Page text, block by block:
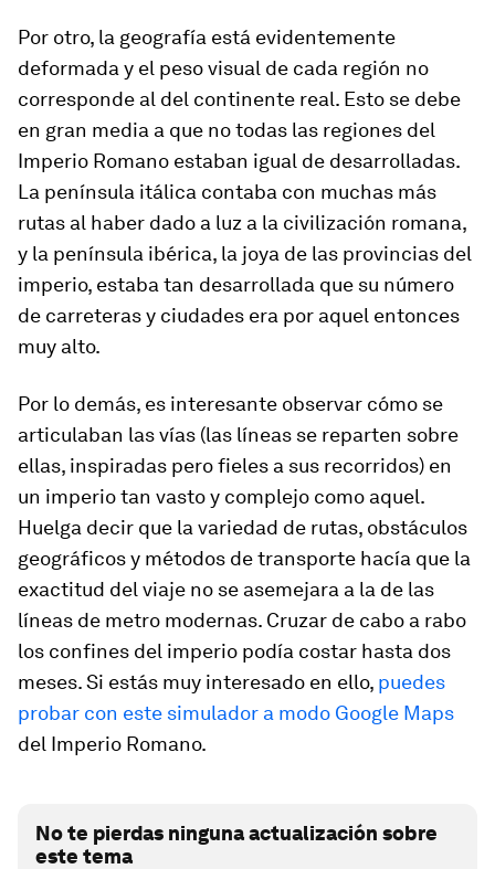
Por otro, la geografía está evidentemente
deformada y el peso visual de cada región no
corresponde al del continente real. Esto se debe
en gran media a que no todas las regiones del
Imperio Romano estaban igual de desarrolladas.
La península itálica contaba con muchas más
rutas al haber dado a luz a la civilización romana,
y la península ibérica, la joya de las provincias del
imperio, estaba tan desarrollada que su número
de carreteras y ciudades era por aquel entonces
muy alto.
Por lo demás, es interesante observar cómo se
articulaban las vías (las líneas se reparten sobre
ellas, inspiradas pero fieles a sus recorridos) en
un imperio tan vasto y complejo como aquel.
Huelga decir que la variedad de rutas, obstáculos
geográficos y métodos de transporte hacía que la
exactitud del viaje no se asemejara a la de las
líneas de metro modernas. Cruzar de cabo a rabo
los confines del imperio podía costar hasta dos
meses. Si estás muy interesado en ello, puedes
probar con este simulador a modo Google Maps
del Imperio Romano.
No te pierdas ninguna actualización sobre
este tema